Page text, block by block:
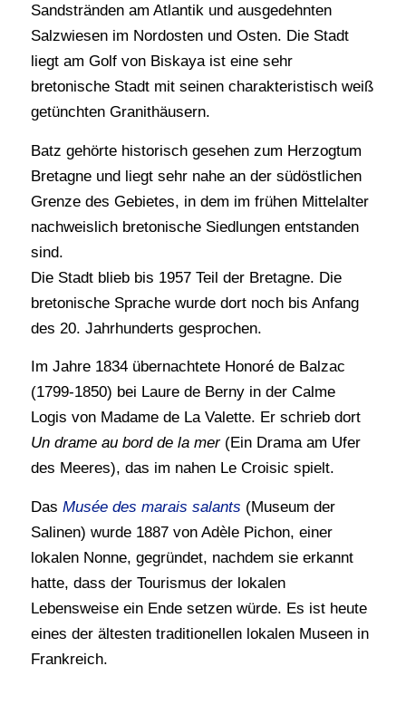
Sandstränden am Atlantik und ausgedehnten
Salzwiesen im Nordosten und Osten. Die Stadt
liegt am Golf von Biskaya ist eine sehr
bretonische Stadt mit seinen charakteristisch weiß
getünchten Granithäusern.
Batz gehörte historisch gesehen zum Herzogtum
Bretagne und liegt sehr nahe an der südöstlichen
Grenze des Gebietes, in dem im frühen Mittelalter
nachweislich bretonische Siedlungen entstanden
sind.
Die Stadt blieb bis 1957 Teil der Bretagne. Die
bretonische Sprache wurde dort noch bis Anfang
des 20. Jahrhunderts gesprochen.
Im Jahre 1834 übernachtete Honoré de Balzac
(1799-1850) bei Laure de Berny in der Calme
Logis von Madame de La Valette. Er schrieb dort
Un drame au bord de la mer(Ein Drama am Ufer
des Meeres), das im nahen Le Croisic spielt.
Das Musée des marais salants (Museum der
Salinen) wurde 1887 von Adèle Pichon, einer
lokalen Nonne, gegründet, nachdem sie erkannt
hatte, dass der Tourismus der lokalen
Lebensweise ein Ende setzen würde. Es ist heute
eines der ältesten traditionellen lokalen Museen in
Frankreich.